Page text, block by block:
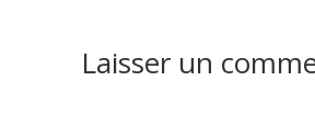
Laisser un